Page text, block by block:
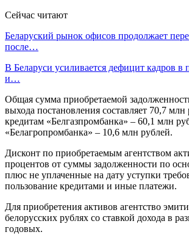
Сейчас читают
Беларуский рынок офисов продолжает
после…
В Беларуси усиливается дефицит кадров
и…
Общая сумма приобретаемой
выхода постановления составляет 70,7
кредитам «Белгазпромбанка» – 60,1 млн
«Белагропромбанка» – 10,6 млн рублей.
Дисконт по приобретаемым агентством
процентов от суммы задолженности по
плюс не уплаченные на дату уступки
пользование кредитами и иные платежи.
Для приобретения активов агентство
белорусских рублях со ставкой дохода в
годовых.